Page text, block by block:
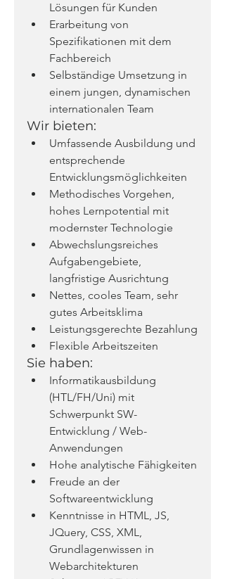
Lösungen für Kunden
Erarbeitung von
Spezifikationen mit dem
Fachbereich
Selbständige Umsetzung in
einem jungen, dynamischen
internationalen Team
Wir bieten:
Umfassende Ausbildung und
entsprechende
Entwicklungsmöglichkeiten
Methodisches Vorgehen,
hohes Lernpotential mit
modernster Technologie
Abwechslungsreiches
Aufgabengebiete,
langfristige Ausrichtung
Nettes, cooles Team, sehr
gutes Arbeitsklima
Leistungsgerechte Bezahlung
Flexible Arbeitszeiten
Sie haben:
Informatikausbildung
(HTL/FH/Uni) mit
Schwerpunkt SW-
Entwicklung / Web-
Anwendungen
Hohe analytische Fähigkeiten
Freude an der
Softwareentwicklung
Kenntnisse in HTML, JS,
JQuery, CSS, XML,
Grundlagenwissen in
Webarchitekturen